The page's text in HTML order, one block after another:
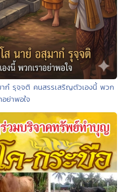
กํ รุจฺจติ คนสรรเสริญตัวเองนี้ พวก
อย่าพอใจ